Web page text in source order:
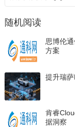
随机阅读
思博伦
方案
提升瑞
肯睿
据洞察